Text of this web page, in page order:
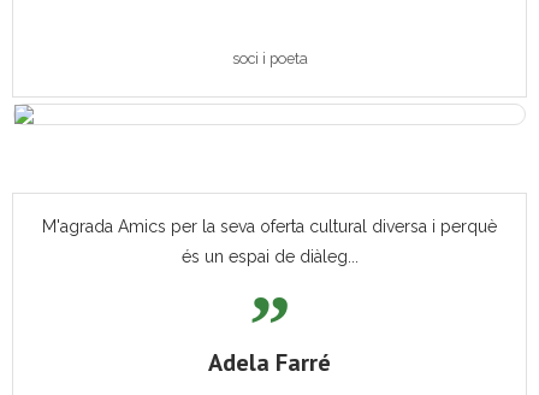
soci i poeta
M'agrada Amics per la seva oferta cultural diversa i perquè
és un espai de diàleg...
Adela Farré